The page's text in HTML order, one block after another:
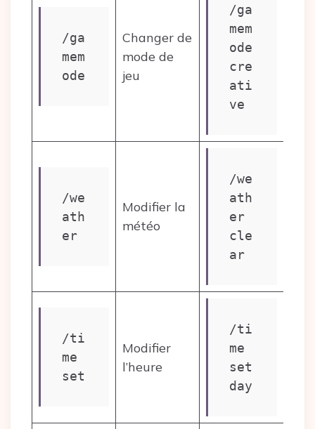
/ga
mem
ode
Changer de
mode de
jeu
/ga
mem
ode
cre
ati
ve
/we
ath
er
Modifier la
météo
/we
ath
er
cle
ar
/ti
me
set
Modifier
l’heure
/ti
me
set
day